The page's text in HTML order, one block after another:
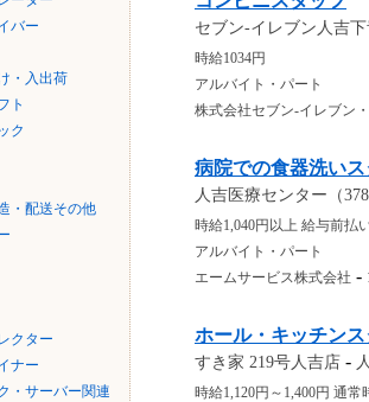
バー
・入出荷
ト
ク
・配送その他
クター
ナー
・サーバー関連
セブン-イレブン人吉
時給1034円
アルバイト・パート
株式会社セブン-イレブン
病院での食器洗いス
人吉医療センター（
時給1,040円以上 給与前
アルバイト・パート
エームサービス株式会社 -
ホール・キッチンス
すき家 219号人吉店 -
時給1,120円～1,400円 通常